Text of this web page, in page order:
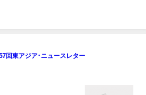
回東アジア･ニュースレター